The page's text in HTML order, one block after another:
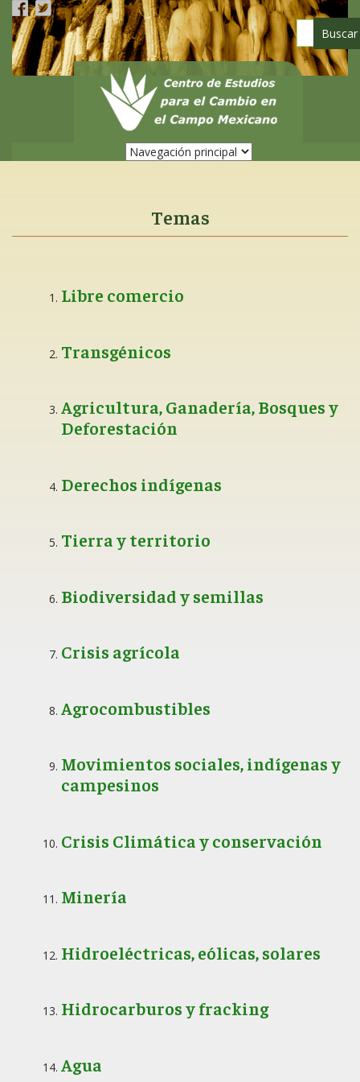
Pasar
contenido
principal
Temas
Libre comercio
Transgénicos
Agricultura, Ganadería, Bosques y
Deforestación
Derechos indígenas
Tierra y territorio
Biodiversidad y semillas
Crisis agrícola
Agrocombustibles
Movimientos sociales, indígenas y
campesinos
Crisis Climática y conservación
Minería
Hidroeléctricas, eólicas, solares
Hidrocarburos y fracking
Agua